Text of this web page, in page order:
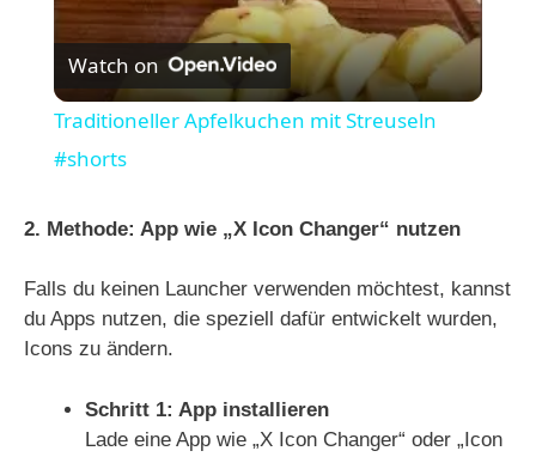
V
i
o
Watch on
Traditioneller Apfelkuchen mit Streuseln
#shorts
2. Methode: App wie „X Icon Changer“ nutzen
Falls du keinen Launcher verwenden möchtest, kannst
du Apps nutzen, die speziell dafür entwickelt wurden,
Icons zu ändern.
Schritt 1: App installieren
Lade eine App wie „X Icon Changer“ oder „Icon